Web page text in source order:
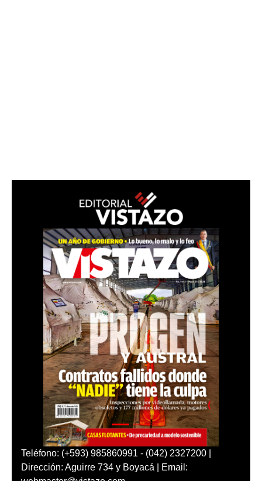
Teléfono: (+593) 985860991 - (042) 2327200 |
Dirección: Aguirre 734 y Boyacá | Email: